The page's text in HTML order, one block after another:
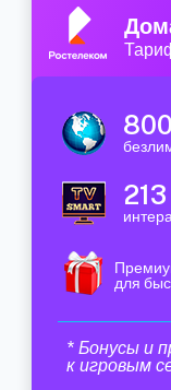
800
213
для
* Бонусы и
к игровым